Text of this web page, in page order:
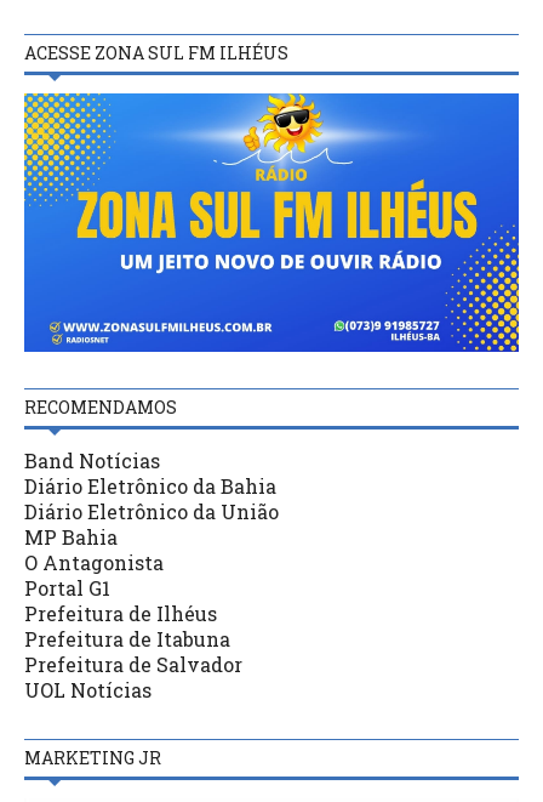
ACESSE ZONA SUL FM ILHÉUS
RECOMENDAMOS
Band Notícias
Diário Eletrônico da Bahia
Diário Eletrônico da União
MP Bahia
O Antagonista
Portal G1
Prefeitura de Ilhéus
Prefeitura de Itabuna
Prefeitura de Salvador
UOL Notícias
MARKETING JR